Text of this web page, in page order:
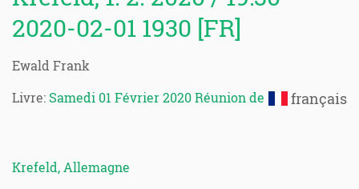
2020-02-01 1930 [FR]
Ewald Frank
français
Livre: Samedi 01 Février 2020 Réunion de
Krefeld, Allemagne